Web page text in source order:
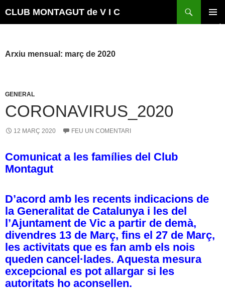
CLUB MONTAGUT de V I C
Arxiu mensual: març de 2020
GENERAL
CORONAVIRUS_2020
12 MARÇ 2020 FEU UN COMENTARI
Comunicat a les famílies del Club
Montagut
D’acord amb les recents indicacions de
la Generalitat de Catalunya i les del
l’Ajuntament de Vic a partir de demà,
divendres 13 de Març, fins el 27 de Març,
les activitats que es fan amb els nois
queden cancel·lades. Aquesta mesura
excepcional es pot allargar si les
autoritats ho aconsellen.